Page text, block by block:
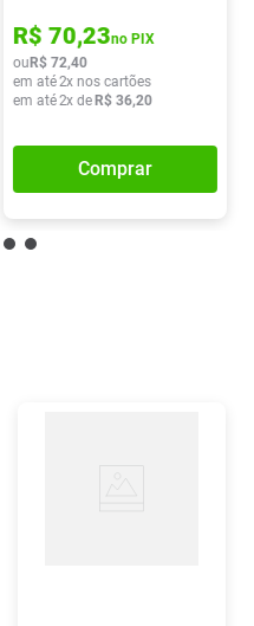
R$ 70,23no PIX
ou R$ 72,40
em até2x nos cartões
em até2x de R$ 36,20
Comprar